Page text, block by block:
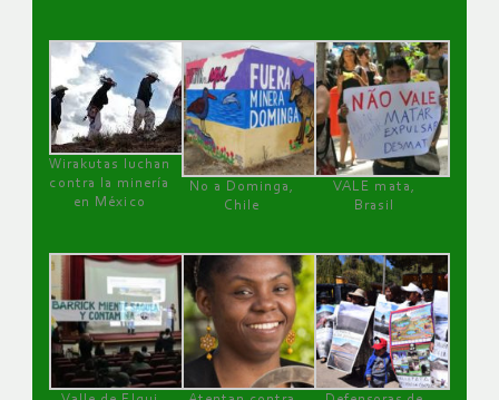
Wirakutas luchan
contra la minería
en México
No a Dominga,
Chile
VALE mata,
Brasil